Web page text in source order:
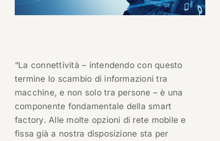
“La connettività – intendendo con questo
termine lo scambio di informazioni tra
macchine, e non solo tra persone – è una
componente fondamentale della smart
factory. Alle molte opzioni di rete mobile e
fissa già a nostra disposizione sta per